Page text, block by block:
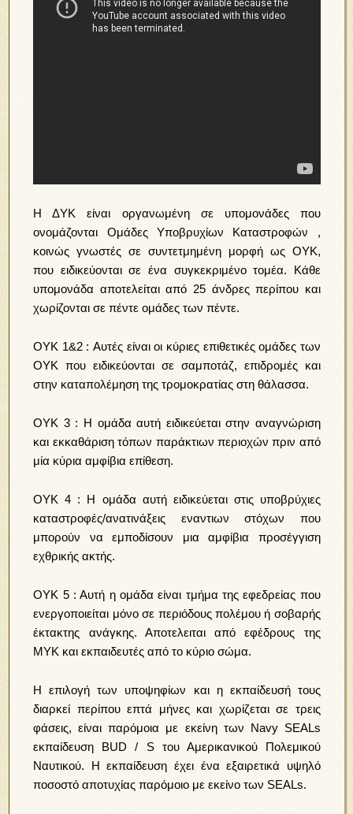
Η ΔYK είναι οργανωμένη σε υπομονάδες που
ονομάζονται Ομάδες Υποβρυχίων Καταστροφών ,
κοινώς γνωστές σε συντετμημένη μορφή ως ΟΥΚ,
που ειδικεύονται σε ένα συγκεκριμένο τομέα. Κάθε
υπομονάδα αποτελείται από 25 άνδρες περίπου και
χωρίζονται σε πέντε ομάδες των πέντε.
OYK 1&2 : Αυτές είναι οι κύριες επιθετικές ομάδες των
ΟΥΚ που ειδικεύονται σε σαμποτάζ, επιδρομές και
στην καταπολέμηση της τρομοκρατίας στη θάλασσα.
OYK 3 : Η ομάδα αυτή ειδικεύεται στην αναγνώριση
και εκκαθάριση τόπων παράκτιων περιοχών πριν από
μία κύρια αμφίβια επίθεση.
ΟΥΚ 4 : Η ομάδα αυτή ειδικεύεται στις υποβρύχιες
καταστροφές/ανατινάξεις εναντιων στόχων που
μπορούν να εμποδίσουν μια αμφίβια προσέγγιση
εχθρικής ακτής.
ΟΥΚ 5 : Αυτή η ομάδα είναι τμήμα της εφεδρείας που
ενεργοποιείται μόνο σε περιόδους πολέμου ή σοβαρής
έκτακτης ανάγκης. Αποτελειται από εφέδρους της
MYK και εκπαιδευτές από το κύριο σώμα.
Η επιλογή των υποψηφίων και η εκπαίδευσή τους
διαρκεί περίπου επτά μήνες και χωρίζεται σε τρεις
φάσεις, είναι παρόμοια με εκείνη των Navy SEALs
εκπαίδευση BUD / S του Αμερικανικού Πολεμικού
Ναυτικού. Η εκπαίδευση έχει ένα εξαιρετικά υψηλό
ποσοστό αποτυχίας παρόμοιο με εκείνο των SEALs.